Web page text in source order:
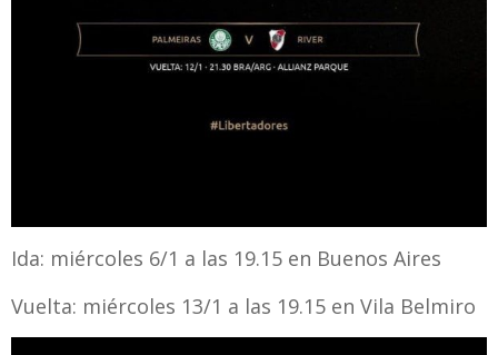
Ida: miércoles 6/1 a las 19.15 en Buenos Aires
Vuelta: miércoles 13/1 a las 19.15 en Vila Belmiro